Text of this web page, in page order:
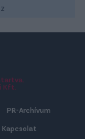
Kft.
PR-Archívum
Kapcsolat